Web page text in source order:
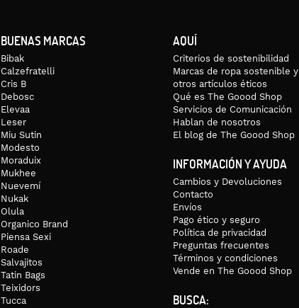
BUENAS MARCAS
Bibak
Calzefratelli
Cris B
Debosc
Elevaa
Leser
Miu Sutin
Modesto
Moraduix
Mukhee
Nuevemí
Nukak
Olula
Organico Brand
Piensa Sexi
Roade
Salvajitos
Tatin Bags
Teixidors
Tucca
AQUÍ
Criterios de sostenibilidad
Marcas de ropa sostenible y
otros artículos éticos
Qué es The Goood Shop
Servicios de Comunicación
Hablan de nosotros
El blog de The Goood Shop
INFORMACIÓN Y AYUDA
Cambios y Devoluciones
Contacto
Envíos
Pago ético y seguro
Política de privacidad
Preguntas frecuentes
Términos y condiciones
Vende en The Goood Shop
BUSCA: